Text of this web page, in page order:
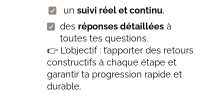
un suivi réel et continu,
des réponses détaillées à
toutes tes questions.
👉 L’objectif : t’apporter des retours
constructifs à chaque étape et
garantir ta progression rapide et
durable.